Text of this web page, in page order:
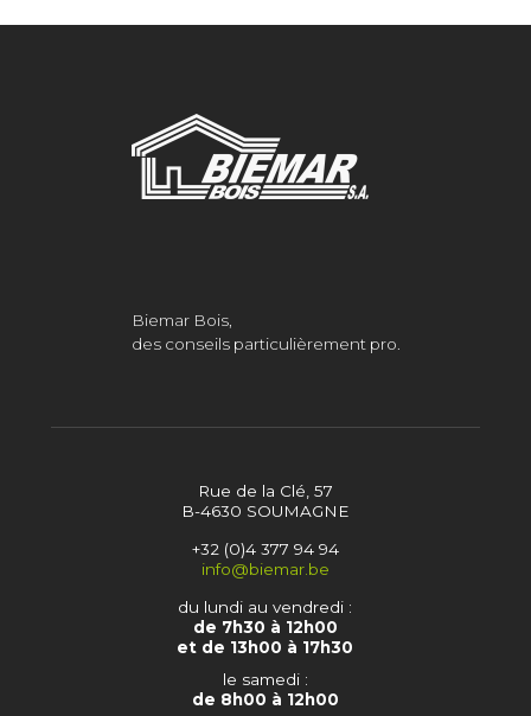
Biemar Bois,
des conseils particulièrement pro.
Rue de la Clé, 57
B-4630 SOUMAGNE
+32 (0)4 377 94 94
info@biemar.be
du lundi au vendredi :
de 7h30 à 12h00
et de 13h00 à 17h30
le samedi :
de 8h00 à 12h00